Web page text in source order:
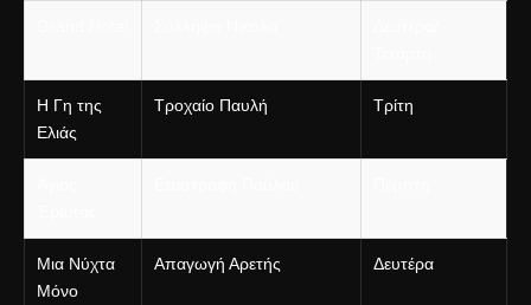
Η Γη της
Ελιάς
Τροχαίο Παυλή Τρίτη
Μια Νύχτα
Μόνο
Απαγωγή Αρετής Δευτέρα